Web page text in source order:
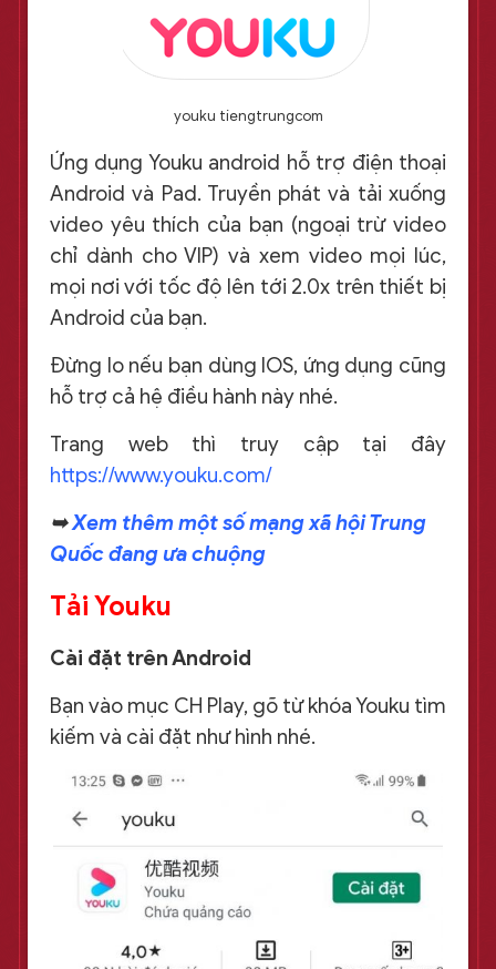
youku tiengtrungcom
Ứng dụng Youku android hỗ trợ điện thoại
Android và Pad. Truyền phát và tải xuống
video yêu thích của bạn (ngoại trừ video
chỉ dành cho VIP) và xem video mọi lúc,
mọi nơi với tốc độ lên tới 2.0x trên thiết bị
Android của bạn.
Đừng lo nếu bạn dùng IOS, ứng dụng cũng
hỗ trợ cả hệ điều hành này nhé.
Trang web thì truy cập tại đây
https://www.youku.com/
➥Xem thêm một số mạng xã hội Trung
Quốc đang ưa chuộng
Tải Youku
Cài đặt trên Android
Bạn vào mục CH Play, gõ từ khóa Youku tìm
kiếm và cài đặt như hình nhé.